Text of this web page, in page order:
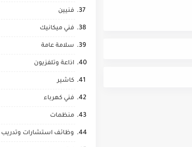
فنيين
فني ميكانيك
سلامة عامة
اذاعة وتلفزيون
كاشير
فني كهرباء
منظمات
وظائف استشارات وتدريب